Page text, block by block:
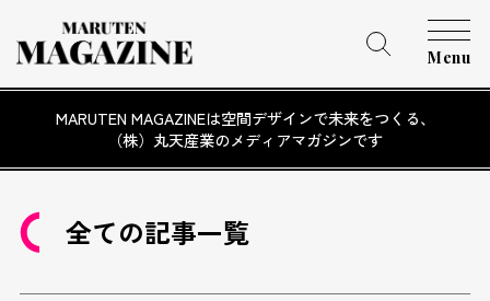
Menu
MARUTEN MAGAZINEは空間デザインで未来をつくる、
（株）丸天産業のメディアマガジンです
全ての記事一覧